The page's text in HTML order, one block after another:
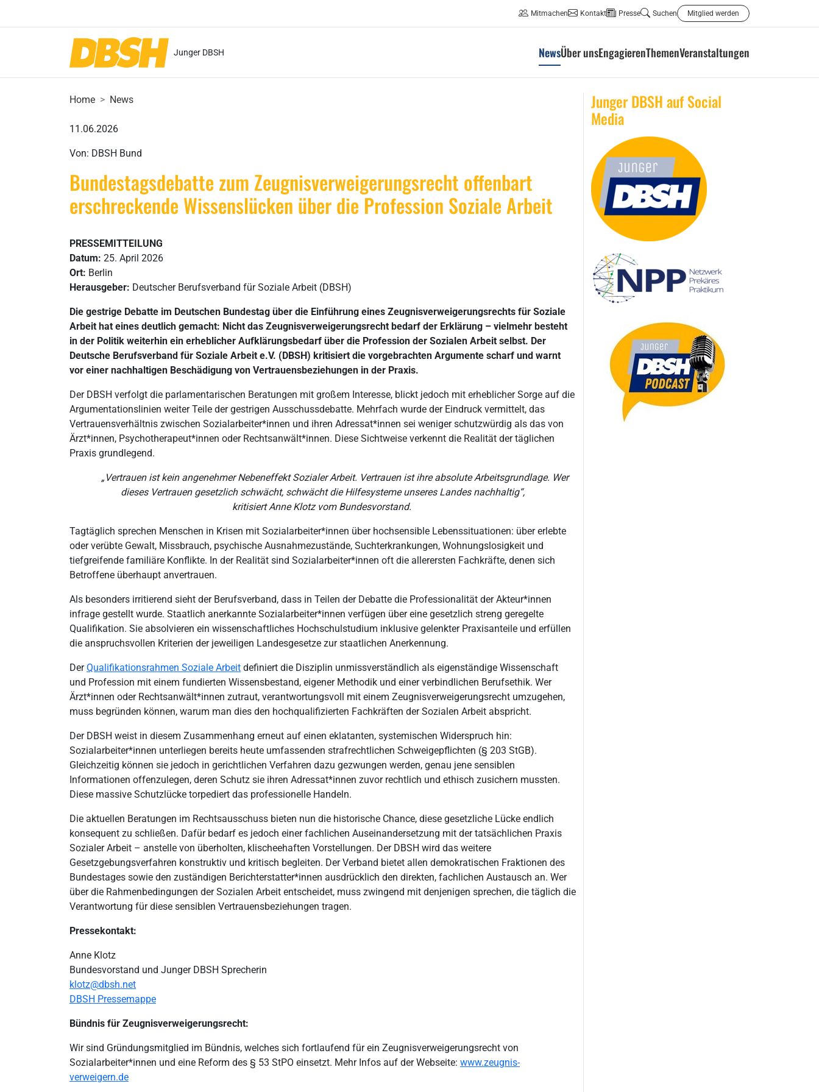
Mitmachen Kontakt Presse Suchen Mitglied werden
Junger DBSH NewsÜber unsEngagierenThemenVeranstaltungen
Home News
11.06.2026
Von: DBSH Bund
Bundestagsdebatte zum Zeugnisverweigerungsrecht offenbart
erschreckende Wissenslücken über die Profession Soziale Arbeit
PRESSEMITTEILUNG
Datum: 25. April 2026
Ort: Berlin
Herausgeber: Deutscher Berufsverband für Soziale Arbeit (DBSH)
Die gestrige Debatte im Deutschen Bundestag über die Einführung eines Zeugnisverweigerungsrechts für Soziale
Arbeit hat eines deutlich gemacht: Nicht das Zeugnisverweigerungsrecht bedarf der Erklärung – vielmehr besteht
in der Politik weiterhin ein erheblicher Aufklärungsbedarf über die Profession der Sozialen Arbeit selbst. Der
Deutsche Berufsverband für Soziale Arbeit e.V. (DBSH) kritisiert die vorgebrachten Argumente scharf und warnt
vor einer nachhaltigen Beschädigung von Vertrauensbeziehungen in der Praxis.
Der DBSH verfolgt die parlamentarischen Beratungen mit großem Interesse, blickt jedoch mit erheblicher Sorge auf die
Argumentationslinien weiter Teile der gestrigen Ausschussdebatte. Mehrfach wurde der Eindruck vermittelt, das
Vertrauensverhältnis zwischen Sozialarbeiter*innen und ihren Adressat*innen sei weniger schutzwürdig als das von
Ärzt*innen, Psychotherapeut*innen oder Rechtsanwält*innen. Diese Sichtweise verkennt die Realität der täglichen
Praxis grundlegend.
„Vertrauen ist kein angenehmer Nebeneffekt Sozialer Arbeit. Vertrauen ist ihre absolute Arbeitsgrundlage. Wer
dieses Vertrauen gesetzlich schwächt, schwächt die Hilfesysteme unseres Landes nachhaltig“,
kritisiert Anne Klotz vom Bundesvorstand.
Tagtäglich sprechen Menschen in Krisen mit Sozialarbeiter*innen über hochsensible Lebenssituationen: über erlebte
oder verübte Gewalt, Missbrauch, psychische Ausnahmezustände, Suchterkrankungen, Wohnungslosigkeit und
tiefgreifende familiäre Konflikte. In der Realität sind Sozialarbeiter*innen oft die allerersten Fachkräfte, denen sich
Betroffene überhaupt anvertrauen.
Als besonders irritierend sieht der Berufsverband, dass in Teilen der Debatte die Professionalität der Akteur*innen
infrage gestellt wurde. Staatlich anerkannte Sozialarbeiter*innen verfügen über eine gesetzlich streng geregelte
Qualifikation. Sie absolvieren ein wissenschaftliches Hochschulstudium inklusive gelenkter Praxisanteile und erfüllen
die anspruchsvollen Kriterien der jeweiligen Landesgesetze zur staatlichen Anerkennung.
DerQualifikationsrahmen Soziale Arbeit definiert die Disziplin unmissverständlich als eigenständige Wissenschaft
und Profession mit einem fundierten Wissensbestand, eigener Methodik und einer verbindlichen Berufsethik. Wer
Ärzt*innen oder Rechtsanwält*innen zutraut, verantwortungsvoll mit einem Zeugnisverweigerungsrecht umzugehen,
muss begründen können, warum man dies den hochqualifizierten Fachkräften der Sozialen Arbeit abspricht.
Der DBSH weist in diesem Zusammenhang erneut auf einen eklatanten, systemischen Widerspruch hin:
Sozialarbeiter*innen unterliegen bereits heute umfassenden strafrechtlichen Schweigepflichten (§ 203 StGB).
Gleichzeitig können sie jedoch in gerichtlichen Verfahren dazu gezwungen werden, genau jene sensiblen
Informationen offenzulegen, deren Schutz sie ihren Adressat*innen zuvor rechtlich und ethisch zusichern mussten.
Diese massive Schutzlücke torpediert das professionelle Handeln.
Die aktuellen Beratungen im Rechtsausschuss bieten nun die historische Chance, diese gesetzliche Lücke endlich
konsequent zu schließen. Dafür bedarf es jedoch einer fachlichen Auseinandersetzung mit der tatsächlichen Praxis
Sozialer Arbeit – anstelle von überholten, klischeehaften Vorstellungen. Der DBSH wird das weitere
Gesetzgebungsverfahren konstruktiv und kritisch begleiten. Der Verband bietet allen demokratischen Fraktionen des
Bundestages sowie den zuständigen Berichterstatter*innen ausdrücklich den direkten, fachlichen Austausch an. Wer
über die Rahmenbedingungen der Sozialen Arbeit entscheidet, muss zwingend mit denjenigen sprechen, die täglich die
Verantwortung für diese sensiblen Vertrauensbeziehungen tragen.
Pressekontakt:
Anne Klotz
Bundesvorstand und Junger DBSH Sprecherin
klotz@dbsh.net
DBSH Pressemappe
Bündnis für Zeugnisverweigerungsrecht:
Wir sind Gründungsmitglied im Bündnis, welches sich fortlaufend für ein Zeugnisverweigerungsrecht von
Sozialarbeiter*innen und eine Reform des § 53 StPO einsetzt. Mehr Infos auf der Webseite: www.zeugnis-
verweigern.de
Junger DBSH auf Social
Media